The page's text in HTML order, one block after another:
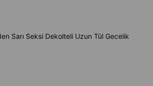
Sarı Seksi Dekolteli Uzun Tül Gecelik